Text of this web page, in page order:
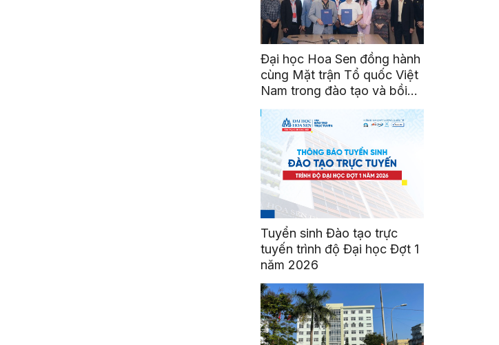
Đại học Hoa Sen đồng hành
cùng Mặt trận Tổ quốc Việt
Nam trong đào tạo và bồi
dưỡng cán bộ
Tuyển sinh Đào tạo trực
tuyến trình độ Đại học Đợt 1
năm 2026